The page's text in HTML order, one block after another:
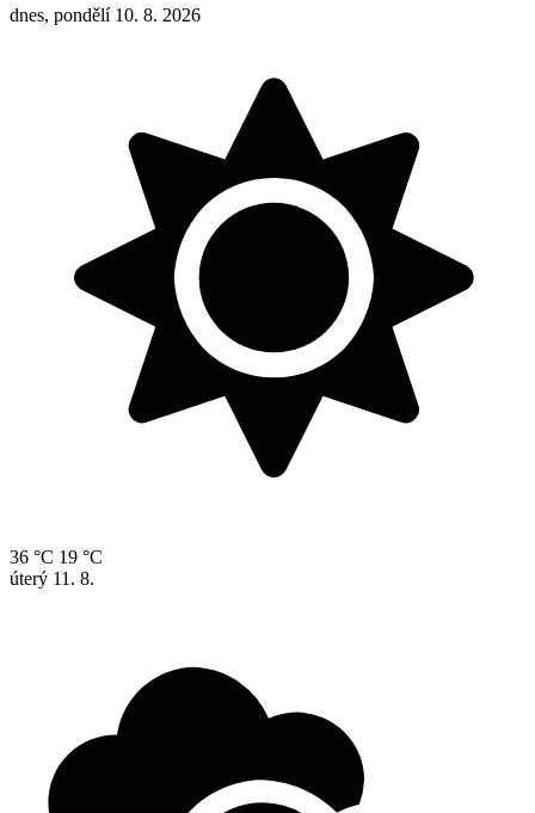
dnes, pondělí 10. 8. 2026
36 °C 19 °C
úterý 11. 8.